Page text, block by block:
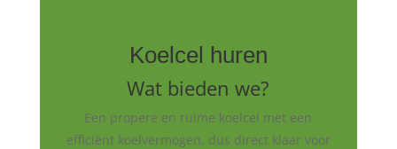
Koelcel huren
Wat bieden we?
Een propere en ruime koelcel met een
efficiënt koelvermogen, dus direct klaar voor